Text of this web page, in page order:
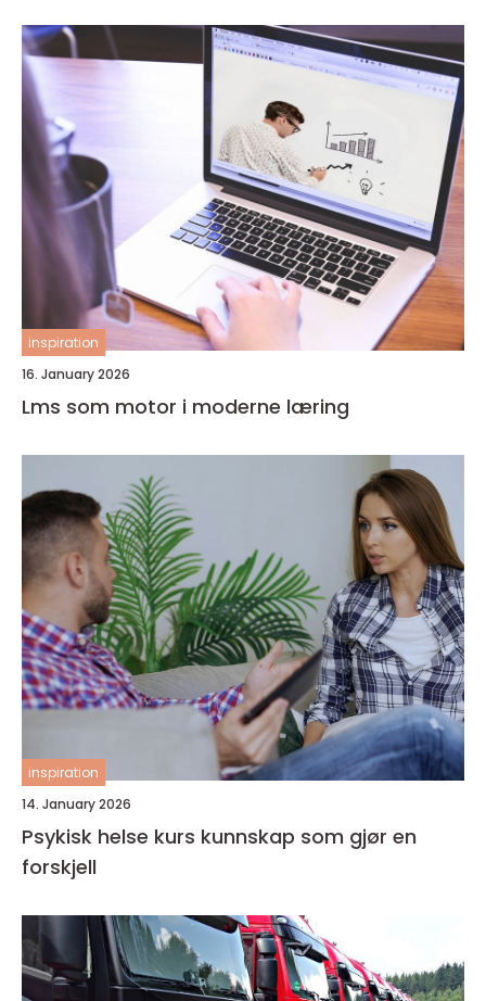
inspiration
16. January 2026
Lms som motor i moderne læring
inspiration
14. January 2026
Psykisk helse kurs kunnskap som gjør en
forskjell